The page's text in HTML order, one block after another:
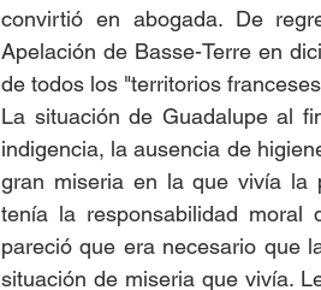
convirtió en abogada. De
Apelación de Basse-Terre en
de todos los "territorios
La situación de Guadalupe al
indigencia, la ausencia de
gran miseria en la que vivía la
tenía la responsabilidad
pareció que era necesario que
situación de miseria que vivía.